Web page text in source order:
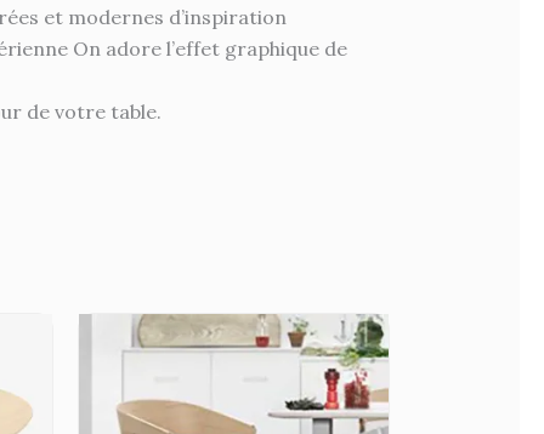
et modernes d’inspiration
On adore l’effet graphique de
de votre table.